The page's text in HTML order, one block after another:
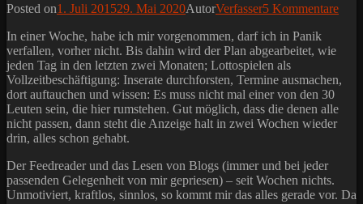
Posted on1. Juli 201529. Mai 2020AutorVerfasser5 Kommentare
In einer Woche, habe ich mir vorgenommen, darf ich in Panik
verfallen, vorher nicht. Bis dahin wird der Plan abgearbeitet, wie
jeden Tag in den letzten zwei Monaten; Lottospielen als
Vollzeitbeschäftigung: Inserate durchforsten, Termine ausmachen,
dort auftauchen und wissen: Es muss nicht mal einer von den 30
Leuten sein, die hier rumstehen. Gut möglich, dass die denen alle
nicht passen, dann steht die Anzeige halt in zwei Wochen wieder
drin, alles schon gehabt.
Der Feedreader und das Lesen von Blogs (immer und bei jeder
passenden Gelegenheit von mir gepriesen) – seit Wochen nichts.
Unmotiviert, kraftlos, sinnlos, so kommt mir das alles gerade vor. Da